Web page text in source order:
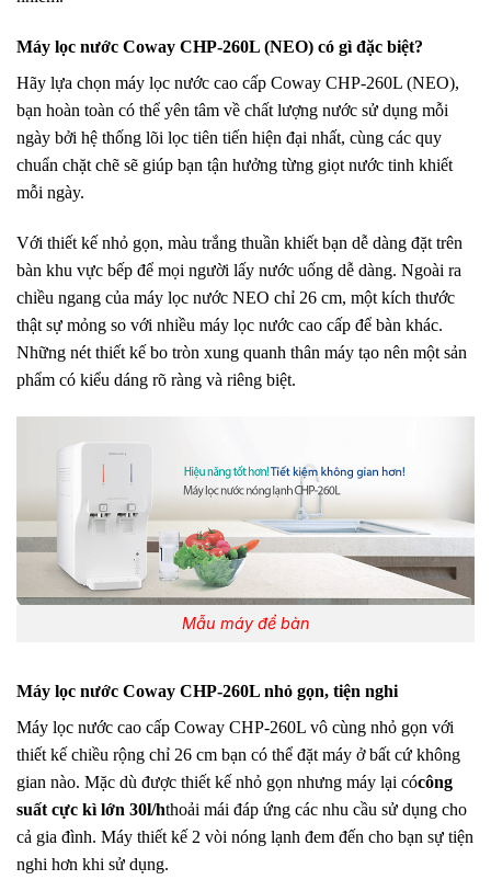
Máy lọc nước Coway CHP-260L (NEO) có gì đặc biệt?
Hãy lựa chọn máy lọc nước cao cấp Coway CHP-260L (NEO),
bạn hoàn toàn có thể yên tâm về chất lượng nước sử dụng mỗi
ngày bởi hệ thống lõi lọc tiên tiến hiện đại nhất, cùng các quy
chuẩn chặt chẽ sẽ giúp bạn tận hưởng từng giọt nước tinh khiết
mỗi ngày.
Với thiết kế nhỏ gọn, màu trắng thuần khiết bạn dễ dàng đặt trên
bàn khu vực bếp để mọi người lấy nước uống dễ dàng. Ngoài ra
chiều ngang của máy lọc nước NEO chỉ 26 cm, một kích thước
thật sự mỏng so với nhiều máy lọc nước cao cấp để bàn khác.
Những nét thiết kế bo tròn xung quanh thân máy tạo nên một sản
phẩm có kiểu dáng rõ ràng và riêng biệt.
Mẫu máy để bàn
Máy lọc nước Coway CHP-260L nhỏ gọn, tiện nghi
Máy lọc nước cao cấp Coway CHP-260L vô cùng nhỏ gọn với
thiết kế chiều rộng chỉ 26 cm bạn có thể đặt máy ở bất cứ không
gian nào. Mặc dù được thiết kế nhỏ gọn nhưng máy lại cócông
suất cực kì lớn 30l/hthoải mái đáp ứng các nhu cầu sử dụng cho
cả gia đình. Máy thiết kế 2 vòi nóng lạnh đem đến cho bạn sự tiện
nghi hơn khi sử dụng.